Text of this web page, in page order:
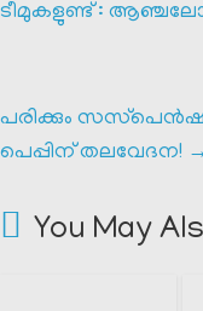
ടീമുകളുണ്ട് :
പരിക്കും
പെപ്പിന് തലവേദന!
You May